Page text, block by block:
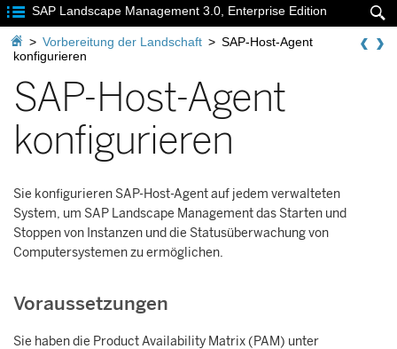

 SAP Landscape Management 3.0, Enterprise Edition
 > Vorbereitung der Landschaft > SAP-Host-Agent
konfigurieren
SAP-Host-Agent
konfigurieren
Sie konfigurieren SAP-Host-Agent auf jedem verwalteten
System, um SAP Landscape Managementdas Starten und
Stoppen von Instanzen und die Statusüberwachung von
Computersystemen zu ermöglichen.
Voraussetzungen
Sie haben die Product Availability Matrix (PAM) unter